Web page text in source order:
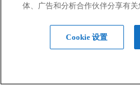
行业应用
体、广告和分析合作伙伴分享有关
Cookie 设置